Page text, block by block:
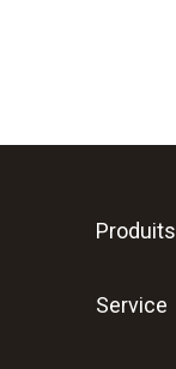
Produits
Service